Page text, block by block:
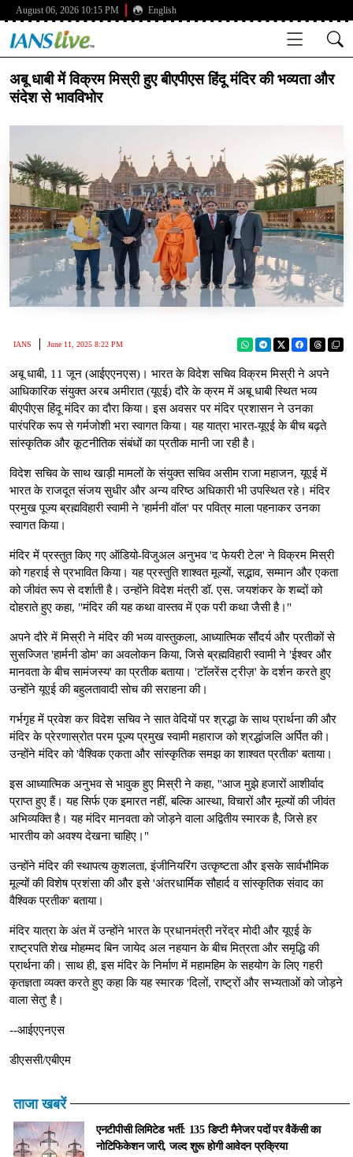
August 06, 2026 10:15 PM English
अबू धाबी में विक्रम मिस्री हुए बीएपीएस हिंदू मंदिर की भव्यता और
संदेश से भावविभोर
IANS June 11, 2025 8:22 PM
अबू धाबी, 11 जून (आईएएनएस)। भारत के विदेश सचिव विक्रम मिस्री ने अपने
आधिकारिक संयुक्त अरब अमीरात (यूएई) दौरे के क्रम में अबू धाबी स्थित भव्य
बीएपीएस हिंदू मंदिर का दौरा किया। इस अवसर पर मंदिर प्रशासन ने उनका
पारंपरिक रूप से गर्मजोशी भरा स्वागत किया। यह यात्रा भारत-यूएई के बीच बढ़ते
सांस्कृतिक और कूटनीतिक संबंधों का प्रतीक मानी जा रही है।
विदेश सचिव के साथ खाड़ी मामलों के संयुक्त सचिव असीम राजा महाजन, यूएई में
भारत के राजदूत संजय सुधीर और अन्य वरिष्ठ अधिकारी भी उपस्थित रहे। मंदिर
प्रमुख पूज्य ब्रह्मविहारी स्वामी ने 'हार्मनी वॉल' पर पवित्र माला पहनाकर उनका
स्वागत किया।
मंदिर में प्रस्तुत किए गए ऑडियो-विजुअल अनुभव 'द फेयरी टेल' ने विक्रम मिस्री
को गहराई से प्रभावित किया। यह प्रस्तुति शाश्वत मूल्यों, सद्भाव, सम्मान और एकता
को जीवंत रूप से दर्शाती है। उन्होंने विदेश मंत्री डॉ. एस. जयशंकर के शब्दों को
दोहराते हुए कहा, "मंदिर की यह कथा वास्तव में एक परी कथा जैसी है।"
अपने दौरे में मिस्री ने मंदिर की भव्य वास्तुकला, आध्यात्मिक सौंदर्य और प्रतीकों से
सुसज्जित 'हार्मनी डोम' का अवलोकन किया, जिसे ब्रह्मविहारी स्वामी ने 'ईश्वर और
मानवता के बीच सामंजस्य' का प्रतीक बताया। 'टॉलरेंस ट्रीज़' के दर्शन करते हुए
उन्होंने यूएई की बहुलतावादी सोच की सराहना की।
गर्भगृह में प्रवेश कर विदेश सचिव ने सात वेदियों पर श्रद्धा के साथ प्रार्थना की और
मंदिर के प्रेरणास्रोत परम पूज्य प्रमुख स्वामी महाराज को श्रद्धांजलि अर्पित की।
उन्होंने मंदिर को 'वैश्विक एकता और सांस्कृतिक समझ का शाश्वत प्रतीक' बताया।
इस आध्यात्मिक अनुभव से भावुक हुए मिस्री ने कहा, ''आज मुझे हजारों आशीर्वाद
प्राप्त हुए हैं। यह सिर्फ एक इमारत नहीं, बल्कि आस्था, विचारों और मूल्यों की जीवंत
अभिव्यक्ति है। यह मंदिर मानवता को जोड़ने वाला अद्वितीय स्मारक है, जिसे हर
भारतीय को अवश्य देखना चाहिए।"
उन्होंने मंदिर की स्थापत्य कुशलता, इंजीनियरिंग उत्कृष्टता और इसके सार्वभौमिक
मूल्यों की विशेष प्रशंसा की और इसे 'अंतरधार्मिक सौहार्द व सांस्कृतिक संवाद का
वैश्विक प्रतीक' बताया।
मंदिर यात्रा के अंत में उन्होंने भारत के प्रधानमंत्री नरेंद्र मोदी और यूएई के
राष्ट्रपति शेख मोहम्मद बिन जायेद अल नहयान के बीच मित्रता और समृद्धि की
प्रार्थना की। साथ ही, इस मंदिर के निर्माण में महामहिम के सहयोग के लिए गहरी
कृतज्ञता व्यक्त करते हुए कहा कि यह स्मारक 'दिलों, राष्ट्रों और सभ्यताओं को जोड़ने
वाला सेतु' है।
--आईएएनएस
डीएससी/एबीएम
ताजा खबरें
एनटीपीसी लिमिटेड भर्ती: 135 डिप्टी मैनेजर पदों पर वैकेंसी का
नोटिफिकेशन जारी, जल्द शुरू होगी आवेदन प्रक्रिया